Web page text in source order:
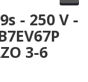
- 250 V -
3-6